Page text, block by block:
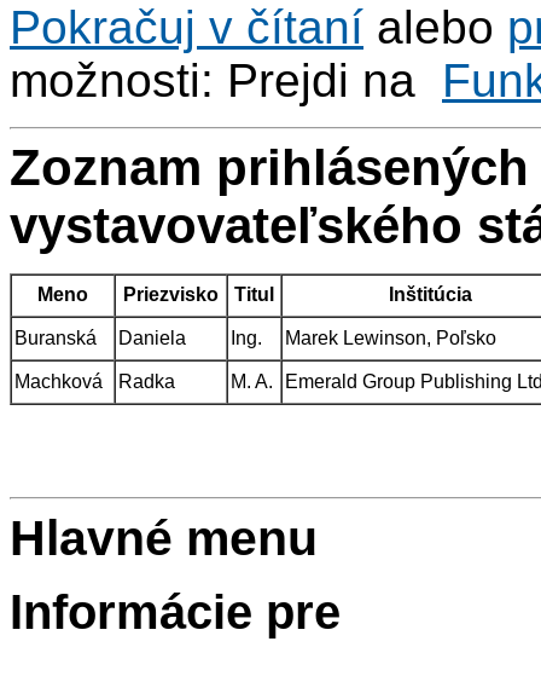
Pokračuj v čítaní alebo
možnosti: Prejdi na
Zoznam
vystavovateľského
Meno Priezvisko Titul Inštitúcia
Buranská Daniela Ing. Marek Lewinson, Poľsko
Machková Radka M. A. Emerald Group Publishing
Hlavné menu
Informácie pre